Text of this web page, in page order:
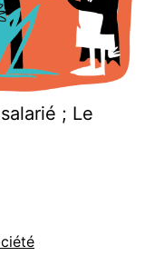
; Le